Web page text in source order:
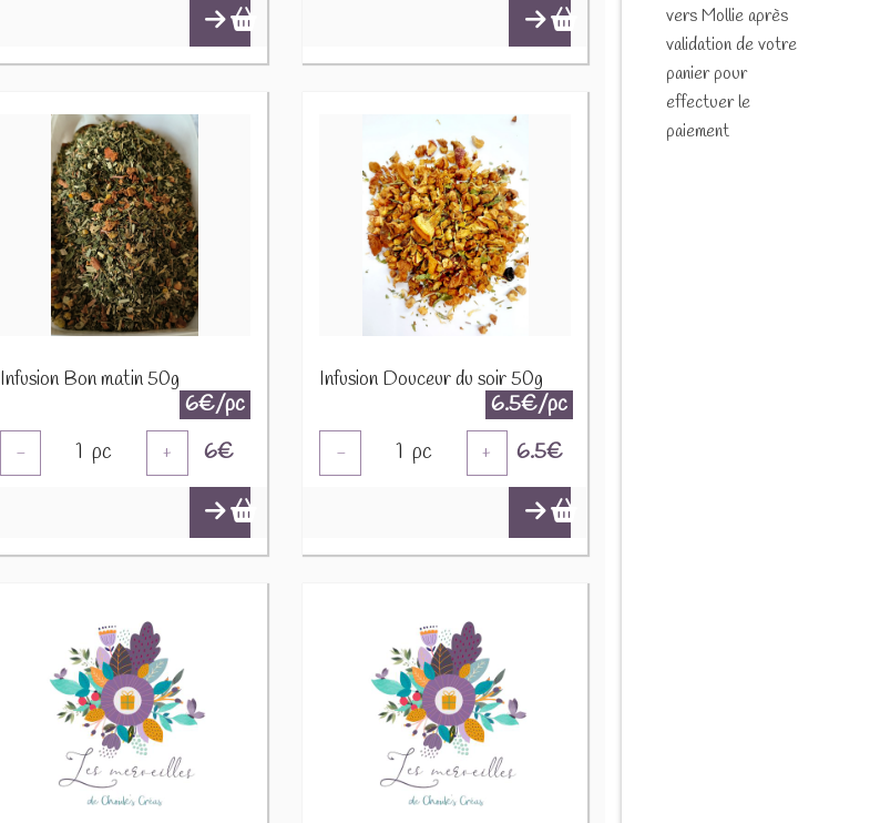
Infusion Bon matin 50g
6€/pc
- 1 pc + 6€
Infusion Douceur du soir 50g
6.5€/pc
- 1 pc + 6.5€
vers Mollie après
validation de votre
panier pour
effectuer le
paiement